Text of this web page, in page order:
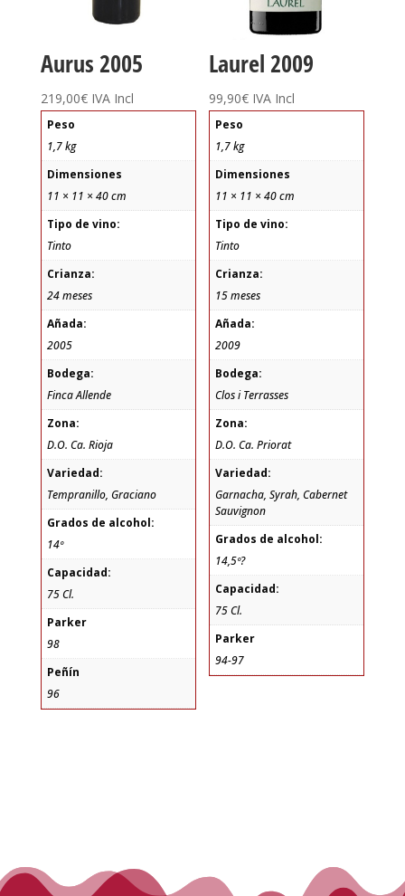
Aurus 2005
219,00€ IVA Incl
Peso
1,7 kg
Dimensiones
11 × 11 × 40 cm
Tipo de vino:
Tinto
Crianza:
24 meses
Añada:
2005
Bodega:
Finca Allende
Zona:
D.O. Ca. Rioja
Variedad:
Tempranillo, Graciano
Grados de alcohol:
14º
Capacidad:
75 Cl.
Parker
98
Peñín
96
Laurel 2009
99,90€ IVA Incl
Peso
1,7 kg
Dimensiones
11 × 11 × 40 cm
Tipo de vino:
Tinto
Crianza:
15 meses
Añada:
2009
Bodega:
Clos i Terrasses
Zona:
D.O. Ca. Priorat
Variedad:
Garnacha, Syrah, Cabernet
Sauvignon
Grados de alcohol:
14,5º?
Capacidad:
75 Cl.
Parker
94-97